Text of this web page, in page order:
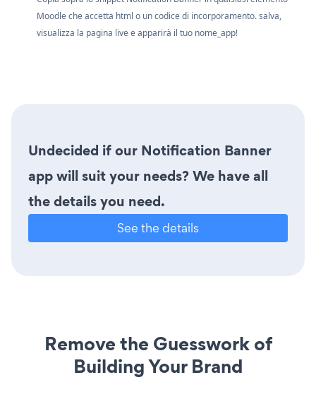
Moodle che accetta html o un codice di incorporamento. salva,
visualizza la pagina live e apparirà il tuo nome_app!
Undecided if our Notification Banner
app will suit your needs? We have all
the details you need.
See the details
Remove the Guesswork of
Building Your Brand